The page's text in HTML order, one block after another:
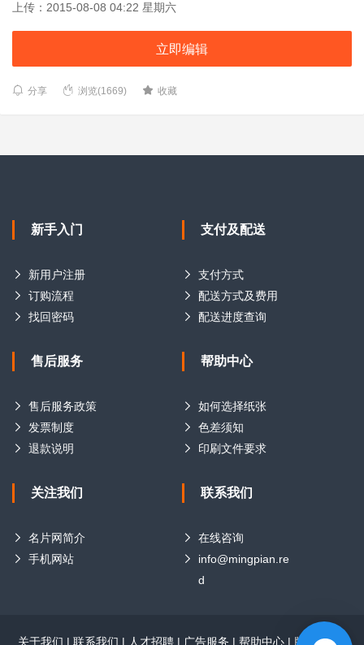
上传：2015-08-08 04:22 星期六
立即编辑
分享 浏览(1669) 收藏
新手入门
新用户注册
订购流程
找回密码
支付及配送
支付方式
配送方式及费用
配送进度查询
售后服务
售后服务政策
发票制度
退款说明
帮助中心
如何选择纸张
色差须知
印刷文件要求
关注我们
名片网简介
手机网站
联系我们
在线咨询
info@mingpian.re
d
关于我们 | 联系我们 | 人才招聘 | 广告服务 | 帮助中心 | 版权声明